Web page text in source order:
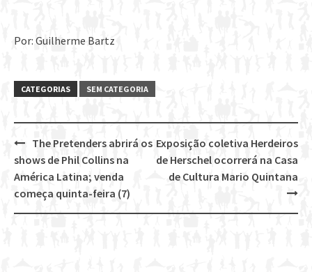
Por: Guilherme Bartz
CATEGORIAS SEM CATEGORIA
Post
navigation
Exposição coletiva Herdeiros
de Herschel ocorrerá na Casa
de Cultura Mario Quintana
The Pretenders abrirá os
shows de Phil Collins na
América Latina; venda
começa quinta-feira (7)